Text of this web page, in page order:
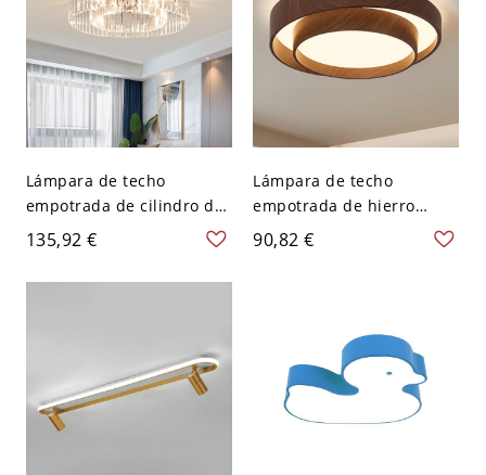
Lámpara de techo
empotrada de cilindro de
cristal negro con pantalla
transparente, estilo
moderno - 110 A 120 V
135,92 €
Lámpara de techo
empotrada de hierro
fundido con 3 luces y
pantalla acrílica para
120V, 16", nogal
90,82 €